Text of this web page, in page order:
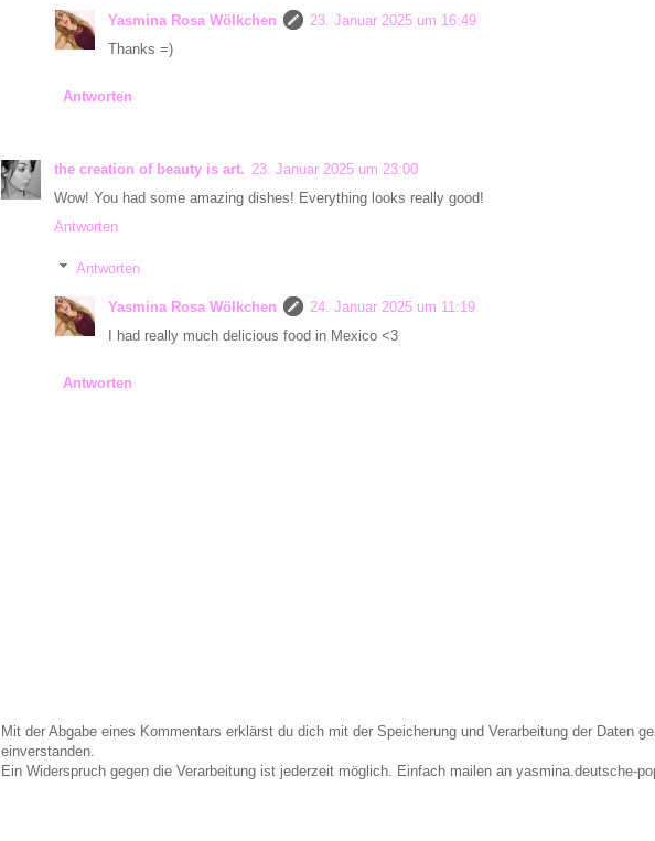
Yasmina Rosa Wölkchen
23. Januar 2025 um 16:49
Thanks =)
Antworten
the creation of beauty is art. 23. Januar 2025 um 23:00
Wow! You had some amazing dishes! Everything looks really good!
Antworten
Antworten
Yasmina Rosa Wölkchen
24. Januar 2025 um 11:19
I had really much delicious food in Mexico <3
Antworten
Mit der Abgabe eines Kommentars erklärst du dich mit der Speicherung und Verarbeitung der Daten
einverstanden.
Ein Widerspruch gegen die Verarbeitung ist jederzeit möglich. Einfach mailen an yasmina.deutsche-